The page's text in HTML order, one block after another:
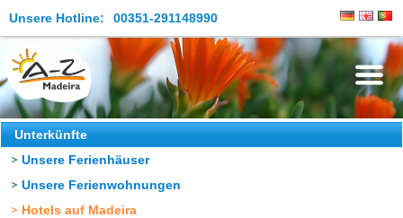
Unsere Hotline: 00351-291148990
Die Insel
Madeira Erleben
Aktuelles
Unterkünfte
Unsere Ferienhäuser
Unsere Ferienwohnungen
Hotels auf Madeira